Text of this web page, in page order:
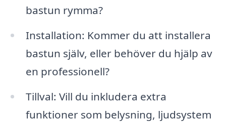
bastun rymma?
Installation: Kommer du att installera
bastun själv, eller behöver du hjälp av
en professionell?
Tillval: Vill du inkludera extra
funktioner som belysning, ljudsystem